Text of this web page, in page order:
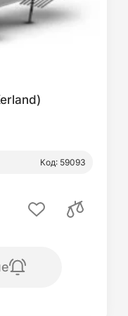
Код: 59093